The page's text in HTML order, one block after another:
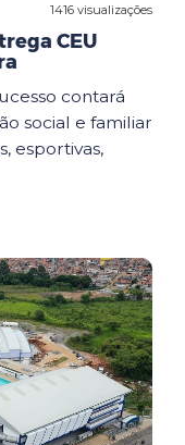
1416 visualizações
CEU
contará
social e familiar
esportivas,